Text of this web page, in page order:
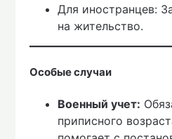
Для иностранцев:
на жительство.
Особые случаи
Военный учет:
приписного